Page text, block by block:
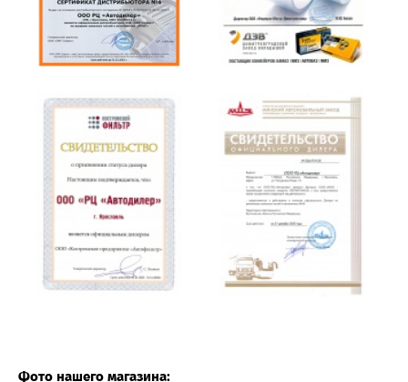
Фото нашего магазина: